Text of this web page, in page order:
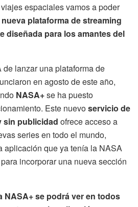
espaciales vamos a poder
plataforma de streaming
diseñada para los amantes del
lanzar una plataforma de
en agosto de este año,
NASA+se ha puesto
Este nuevoservicio de
sin publicidad ofrece acceso a
series en todo el mundo,
aplicación que ya tenía la NASA
incorporar una nueva sección
NASA+ se podrá ver en todos